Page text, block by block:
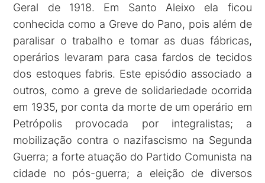
Geral de 1918. Em Santo Aleixo ela ficou
conhecida como a Greve do Pano, pois além de
paralisar o trabalho e tomar as duas fábricas,
operários levaram para casa fardos de tecidos
dos estoques fabris. Este episódio associado a
outros, como a greve de solidariedade ocorrida
em 1935, por conta da morte de um operário em
Petrópolis provocada por integralistas; a
mobilização contra o nazifascismo na Segunda
Guerra; a forte atuação do Partido Comunista na
cidade no pós-guerra; a eleição de diversos